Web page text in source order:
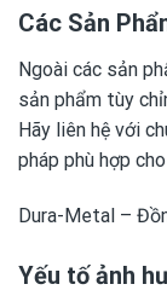
Các Sản
Ngoài các sản
sản phẩm tùy
Hãy liên hệ với
pháp phù hợp
Dura-Metal –
Yếu tố ảnh